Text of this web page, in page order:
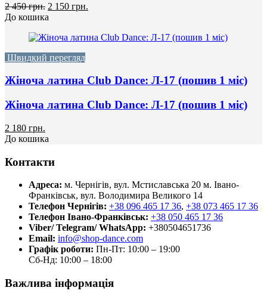
2 450 грн. 2 150 грн.
До кошика
Швидкий перегляд
Жіноча латина Club Dance: Л-17 (пошив 1 міс)
Жіноча латина Club Dance: Л-17 (пошив 1 міс)
2 180 грн.
До кошика
Контакти
Адреса: м. Чернігів, вул. Мстиславська 20 м. Івано-
Франківськ, вул. Володимира Великого 14
Телефон Чернігів: +38 096 465 17 36, +38 073 465 17 36
Телефон Івано-Франківськ: +38 050 465 17 36
Viber/ Telegram/ WhatsApp: +380504651736
Email: info@shop-dance.com
Графік роботи: Пн-Пт: 10:00 – 19:00
Сб-Нд: 10:00 – 18:00
Важлива інформація